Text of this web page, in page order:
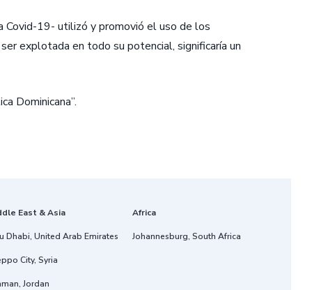
Covid-19- utilizó y promovió el uso de los
explotada en todo su potencial, significaría un
Dominicana”.
East & Asia
Dhabi, United Arab Emirates
City, Syria
Jordan
Africa
Johannesburg, South Africa